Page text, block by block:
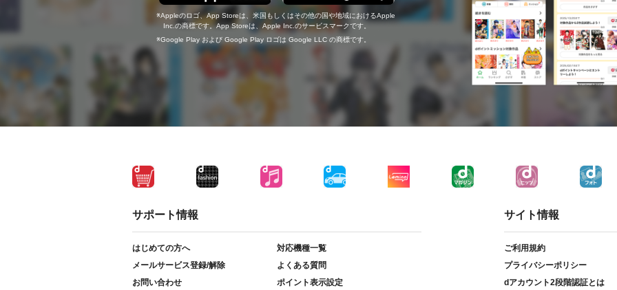
Appleのロゴ、App Storeは、米国もしくはその他の国や地域におけるApple
Inc.の商標です。App Storeは、Apple Inc.のサービスマークです。
Google Play および Google Play ロゴは Google LLC の商標です。
サポート情報
はじめての方へ
対応機種一覧
メールサービス登録/解除
よくある質問
お問い合わせ
ポイント表示設定
サイト情報
ご利用規約
プライバシーポリシー
dアカウント2段階認証とは